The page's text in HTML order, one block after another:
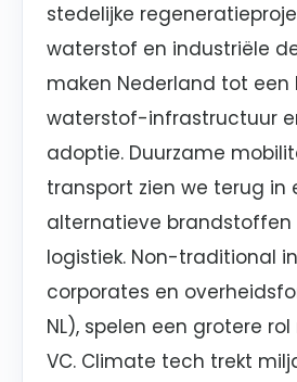
stedelijke
waterstof en industriële
maken Nederland tot een
waterstof-infrastructuur
adoptie. Duurzame
transport zien we terug in
alternatieve
logistiek. Non-traditional
corporates en
NL), spelen een grotere
VC. Climate tech trekt